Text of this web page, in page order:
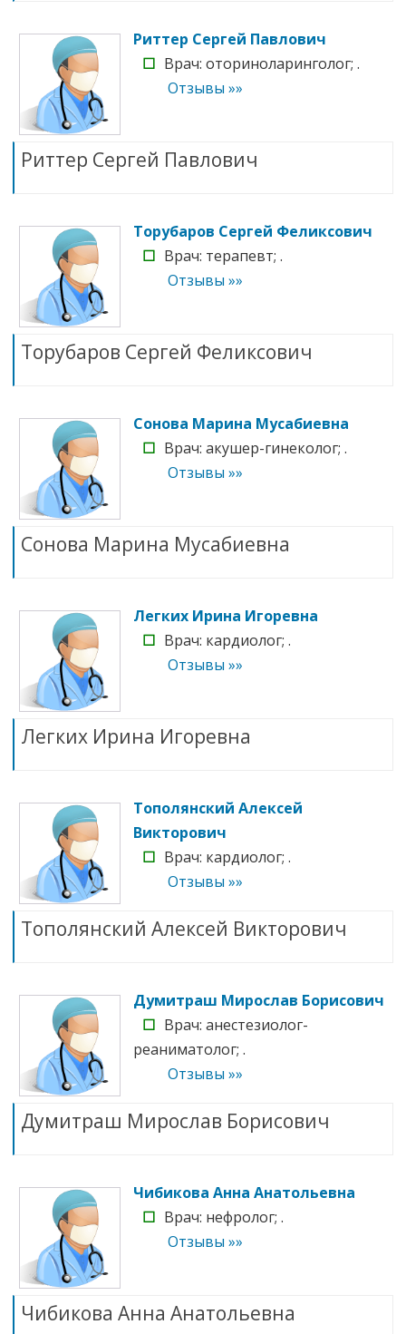
Риттер Сергей Павлович
☐ Врач: оториноларинголог; .
Отзывы »»
Риттер Сергей Павлович
Торубаров Сергей Феликсович
☐ Врач: терапевт; .
Отзывы »»
Торубаров Сергей Феликсович
Сонова Марина Мусабиевна
☐ Врач: акушер-гинеколог; .
Отзывы »»
Сонова Марина Мусабиевна
Легких Ирина Игоревна
☐ Врач: кардиолог; .
Отзывы »»
Легких Ирина Игоревна
Тополянский Алексей
Викторович
☐ Врач: кардиолог; .
Отзывы »»
Тополянский Алексей Викторович
Думитраш Мирослав Борисович
☐ Врач: анестезиолог-
реаниматолог; .
Отзывы »»
Думитраш Мирослав Борисович
Чибикова Анна Анатольевна
☐ Врач: нефролог; .
Отзывы »»
Чибикова Анна Анатольевна